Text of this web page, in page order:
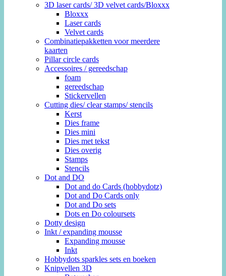
3D laser cards/ 3D velvet cards/Bloxxx
Bloxxx
Laser cards
Velvet cards
Combinatiepakketten voor meerdere
kaarten
Pillar circle cards
Accessoires / gereedschap
foam
gereedschap
Stickervellen
Cutting dies/ clear stamps/ stencils
Kerst
Dies frame
Dies mini
Dies met tekst
Dies overig
Stamps
Stencils
Dot and DO
Dot and do Cards (hobbydotz)
Dot and Do Cards only
Dot and Do sets
Dots en Do coloursets
Dotty design
Inkt / expanding mousse
Expanding mousse
Inkt
Hobbydots sparkles sets en boeken
Knipvellen 3D